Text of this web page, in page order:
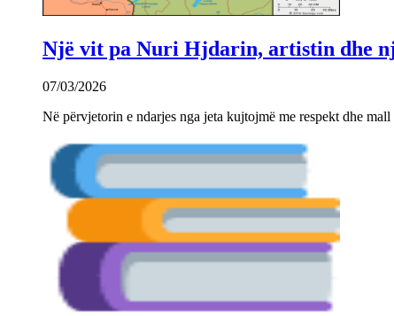
Një vit pa Nuri Hjdarin, artistin dhe
07/03/2026
Në përvjetorin e ndarjes nga jeta kujtojmë me respekt dhe